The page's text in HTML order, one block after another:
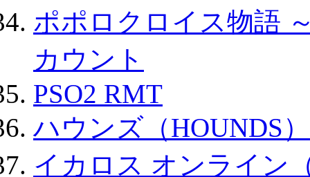
ポポロクロイス物語
カウント
PSO2 RMT
ハウンズ（HOUNDS
イカロス オンライン